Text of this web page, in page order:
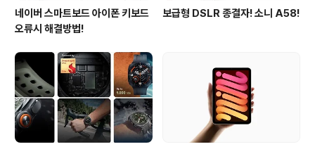
네이버 스마트보드 아이폰 키보드
오류시 해결방법!
보급형 DSLR 종결자! 소니 A58!